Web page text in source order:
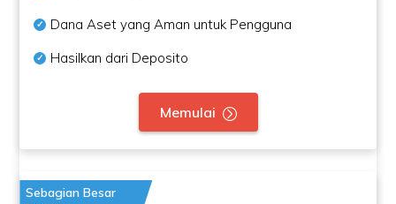
Dana Aset yang Aman untuk Pengguna
Hasilkan dari Deposito
Memulai
Sebagian Besar